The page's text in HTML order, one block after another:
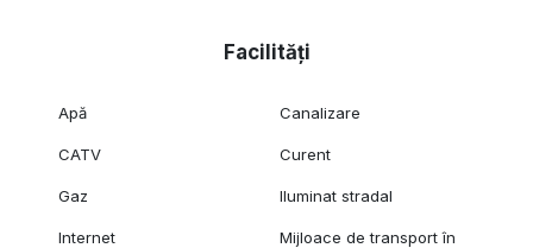
Facilități
Apă Canalizare
CATV Curent
Gaz Iluminat stradal
Internet
Mijloace de transport în